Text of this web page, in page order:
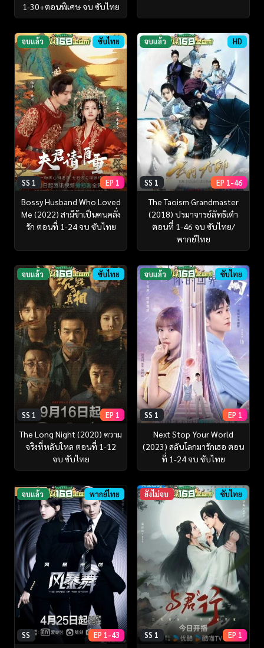
1-30+ตอนพิเศษ จบ ซับไทย
จบแล้ว ซับไทย
SS 1 EP 1
Bossy Husband Who Loved
Me (2022) สามีข้าเป็นคนคลั่ง
รัก ตอนที่ 1-24 จบ ซับไทย
จบแล้ว HD
SS 1 EP 1-46
The Taoism Grandmaster
(2018) ปรมาจารย์ลัทธิเต๋า
ตอนที่ 1-46 จบ ซับไทย/
พากย์ไทย
จบแล้ว ซับไทย
SS 1 EP 1
The Long Night (2020) ความ
จริงที่หลับใหล ตอนที่ 1-12
จบ ซับไทย
จบแล้ว ซับไทย
SS 1 EP 1
Next Stop Your World
(2023) สลับโลกมารักเธอ ตอน
ที่ 1-24 จบ ซับไทย
จบแล้ว พากย์ไทย
SS EP 1-43
ยังไม่จบ ซับไทย
SS 1 EP 1